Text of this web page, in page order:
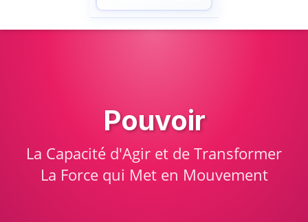
Pouvoir
La Capacité d'Agir et de Transformer
La Force qui Met en Mouvement